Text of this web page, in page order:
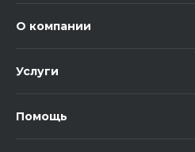
О компании
Услуги
Помощь